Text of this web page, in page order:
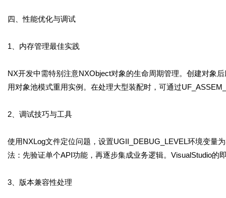
四、性能优化与调试
1、内存管理最佳实践
NX开发中需特别注意NXObject对象的生命周期管理。创建对象
用对象池模式重用实例。在处理大型装配时，可通过
2、调试技巧与工具
使用NXLog文件定位问题，设置UGII_DEBUG_LEVEL环境变量
法：先验证单个API功能，再逐步集成业务逻辑。VisualStudio的
3、版本兼容性处理